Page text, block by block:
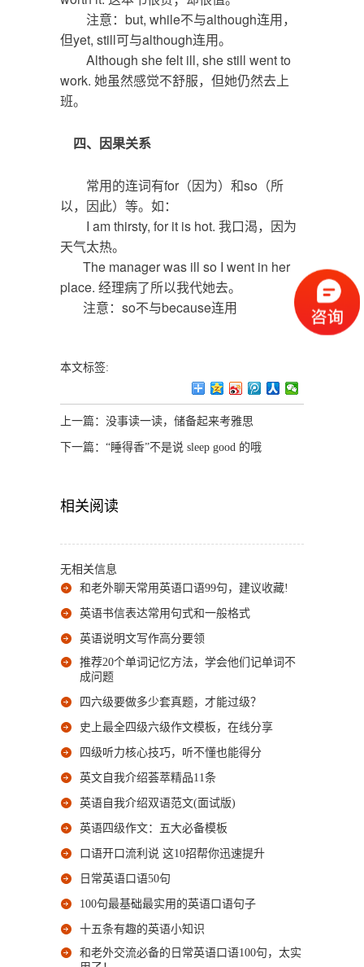
注意：but, while不与although连用，
但yet, still可与although连用。
Although she felt ill, she still went to
work. 她虽然感觉不舒服，但她仍然去上
班。
四、因果关系
常用的连词有for（因为）和so（所
以，因此）等。如：
I am thirsty, for it is hot. 我口渴，因为
天气太热。
The manager was ill so I went in her
place. 经理病了所以我代她去。
注意：so不与because连用
本文标签:
上一篇： 没事读一读，储备起来考雅思
下一篇： “睡得香”不是说 sleep good 的哦
相关阅读
无相关信息
和老外聊天常用英语口语99句，建议收藏!
英语书信表达常用句式和一般格式
英语说明文写作高分要领
推荐20个单词记忆方法，学会他们记单词不
成问题
四六级要做多少套真题，才能过级？
史上最全四级六级作文模板，在线分享
四级听力核心技巧，听不懂也能得分
英文自我介绍荟萃精品11条
英语自我介绍双语范文(面试版)
英语四级作文：五大必备模板
口语开口流利说 这10招帮你迅速提升
日常英语口语50句
100句最基础最实用的英语口语句子
十五条有趣的英语小知识
和老外交流必备的日常英语口语100句，太实